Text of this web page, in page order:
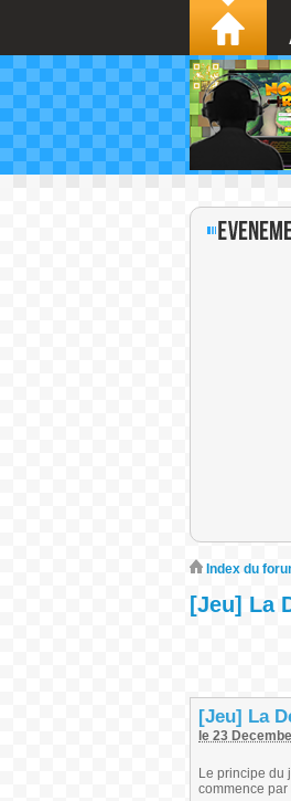
Index du
[Jeu] La
[Jeu] La
le 23
Le principe du
commence